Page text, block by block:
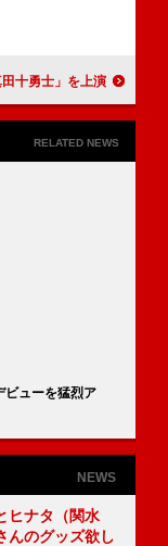
平成版「真田十勇士」を上演
RELATED NEWS
ューを猛烈ア
NEWS
ヒナタ（関水
んのグッズ欲し